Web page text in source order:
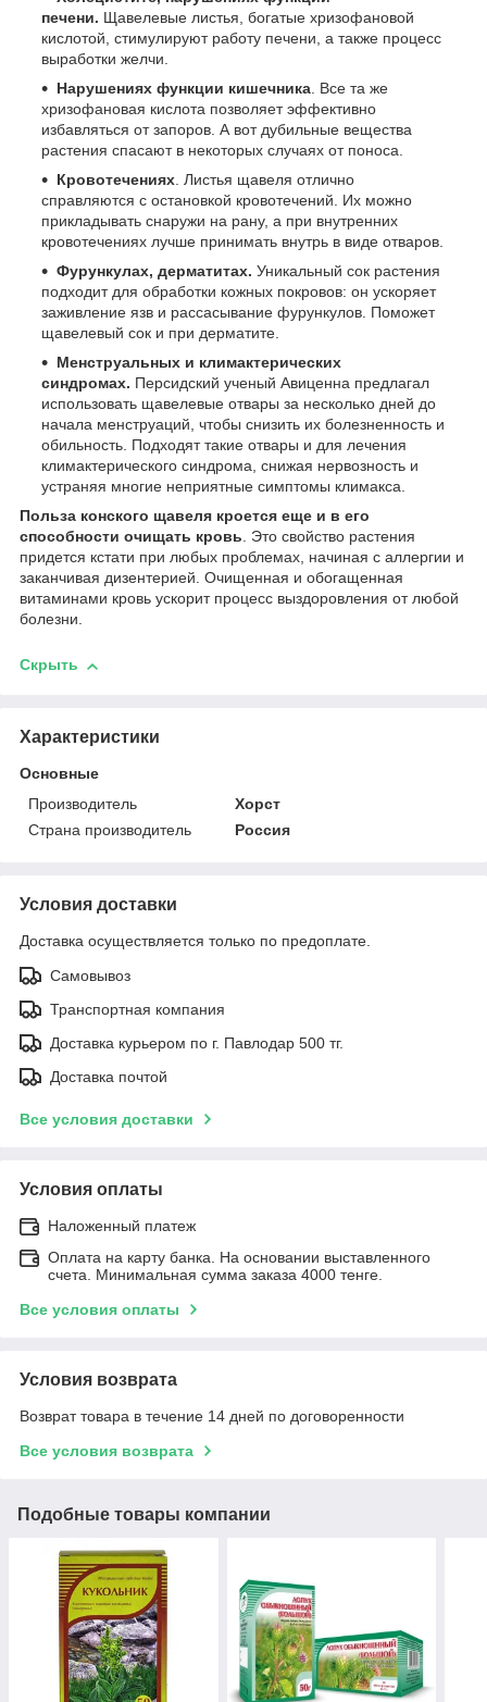
печени. Щавелевые листья, богатые хризофановой
кислотой, стимулируют работу печени, а также процесс
выработки желчи.
Нарушениях функции кишечника. Все та же
хризофановая кислота позволяет эффективно
избавляться от запоров. А вот дубильные вещества
растения спасают в некоторых случаях от поноса.
Кровотечениях. Листья щавеля отлично
справляются с остановкой кровотечений. Их можно
прикладывать снаружи на рану, а при внутренних
кровотечениях лучше принимать внутрь в виде отваров.
Фурункулах, дерматитах. Уникальный сок растения
подходит для обработки кожных покровов: он ускоряет
заживление язв и рассасывание фурункулов. Поможет
щавелевый сок и при дерматите.
Менструальных и климактерических
синдромах. Персидский ученый Авиценна предлагал
использовать щавелевые отвары за несколько дней до
начала менструаций, чтобы снизить их болезненность и
обильность. Подходят такие отвары и для лечения
климактерического синдрома, снижая нервозность и
устраняя многие неприятные симптомы климакса.
Польза конского щавеля кроется еще и в его
способности очищать кровь. Это свойство растения
придется кстати при любых проблемах, начиная с аллергии и
заканчивая дизентерией. Очищенная и обогащенная
витаминами кровь ускорит процесс выздоровления от любой
болезни.
Скрыть
Характеристики
Основные
Производитель
Хорст
Страна производитель
Россия
Условия доставки
Доставка осуществляется только по предоплате.
Самовывоз
Транспортная компания
Доставка курьером по г. Павлодар 500 тг.
Доставка почтой
Все условия доставки
Условия оплаты
Наложенный платеж
Оплата на карту банка. На основании выставленного
счета. Минимальная сумма заказа 4000 тенге.
Все условия оплаты
Условия возврата
Возврат товара в течение 14 дней по договоренности
Все условия возврата
Подобные товары компании